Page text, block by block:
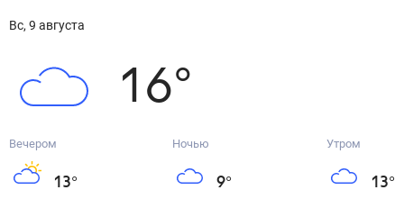
вс, 9 августа
16°
Вечером
13°
Ночью
9°
Утром
13°